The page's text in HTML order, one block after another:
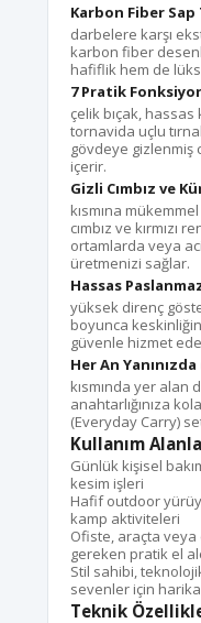
Karbon Fiber
darbelere karşı
karbon fiber
hafiflik hem de
7 Pratik
çelik bıçak,
tornavida uçlu
gövdeye gizlenmiş
içerir.
Gizli Cımbız ve
kısmına
cımbız ve kırmızı
ortamlarda veya
üretmenizi sağlar.
Hassas
yüksek direnç
boyunca
güvenle hizmet
Her An
kısmında yer alan
anahtarlığınıza
(Everyday Carry)
Kullanım
Günlük kişisel
kesim işleri
Hafif outdoor
kamp aktiviteleri
Ofiste, araçta veya
gereken pratik el
Stil sahibi,
sevenler için
Teknik